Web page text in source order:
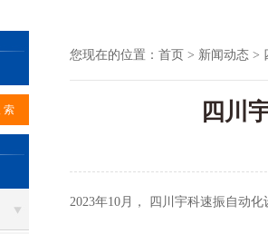
您现在的位置： 首页 > 新闻动态 >
四川
2023年10月， 四川宇科速振自动